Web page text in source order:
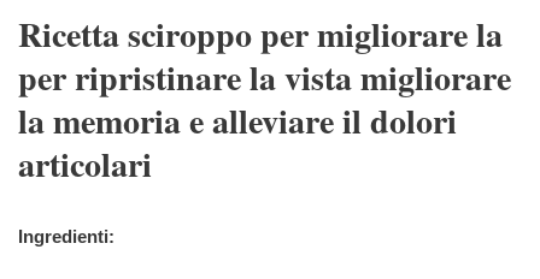
Ricetta sciroppo per migliorare la
per ripristinare la vista migliorare
la memoria e alleviare il dolori
articolari
Ingredienti: